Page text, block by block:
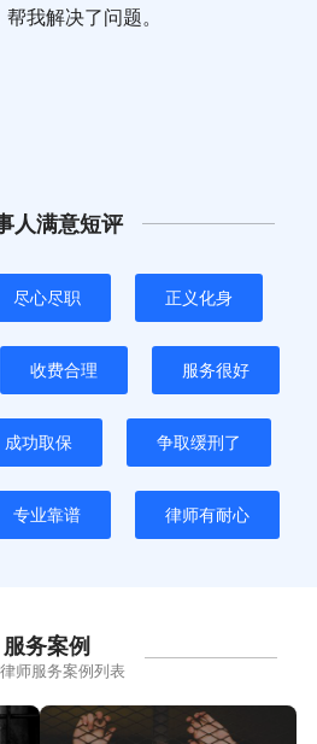
我解决了问题。
人满意短评
尽心尽职 正义化身
收费合理 服务很好
成功取保 争取缓刑了
专业靠谱 律师有耐心
服务案例
师服务案例列表